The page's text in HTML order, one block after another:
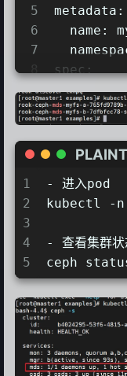
5
6
7
8
9
10
11
12
14
15
16
17
18
19
20
21
22
23
metadata:
name:
spec:
-
1
2
3
4
5
- 进入pod
kubectl -
- 查看集群状
ceph